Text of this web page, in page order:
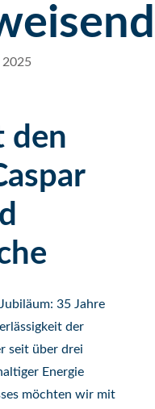
2025
den
35 Jahre
der
seit über drei
Energie
möchten wir mit